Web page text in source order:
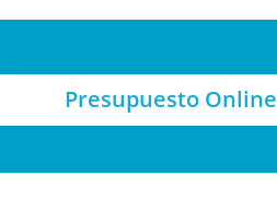
Presupuesto Online